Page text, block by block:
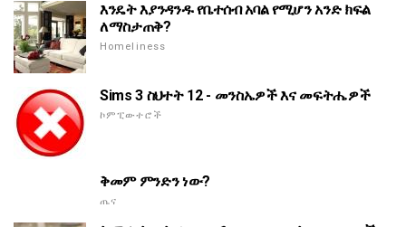
እንዴት እያንዳንዱ የቤተሰብ አባል የሚሆን አንድ ክፍል
ለማስታጠቅ?
Homeliness
Sims 3 ስህተት 12 - መንስኤዎች እና መፍትሔዎች
ኮምፒውተሮች
ቅመም ምንድን ነው?
ጤና